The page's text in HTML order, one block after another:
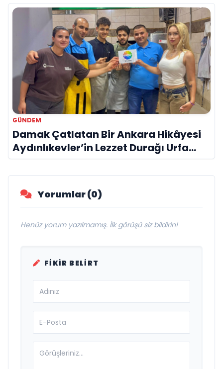
GÜNDEM
Damak Çatlatan Bir Ankara Hikâyesi
Aydınlıkevler’in Lezzet Durağı Urfa
Damak
Yorumlar (0)
Henüz yorum yazılmamış. İlk görüşü siz bildirin!
FIKIR BELIRT